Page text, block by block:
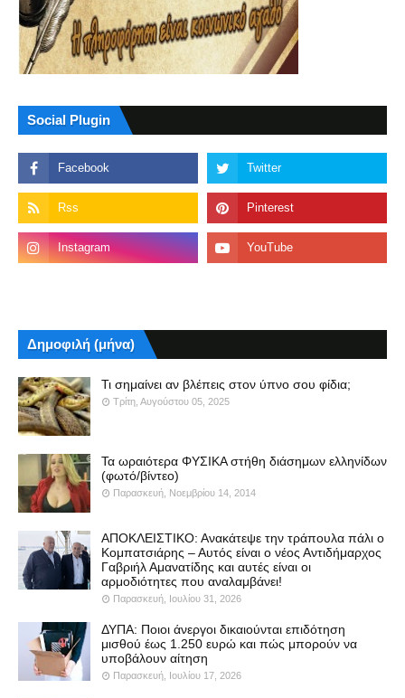
Social Plugin
Δημοφιλή (μήνα)
Τι σημαίνει αν βλέπεις στον ύπνο σου φίδια;
Τρίτη, Αυγούστου 05, 2025
Τα ωραιότερα ΦΥΣΙΚΑ στήθη διάσημων ελληνίδων
(φωτό/βίντεο)
Παρασκευή, Νοεμβρίου 14, 2014
ΑΠΟΚΛΕΙΣΤΙΚΟ: Ανακάτεψε την τράπουλα πάλι ο
Κομπατσιάρης – Αυτός είναι ο νέος Αντιδήμαρχος
Γαβριήλ Αμανατίδης και αυτές είναι οι
αρμοδιότητες που αναλαμβάνει!
Παρασκευή, Ιουλίου 31, 2026
ΔΥΠΑ: Ποιοι άνεργοι δικαιούνται επιδότηση
μισθού έως 1.250 ευρώ και πώς μπορούν να
υποβάλουν αίτηση
Παρασκευή, Ιουλίου 17, 2026